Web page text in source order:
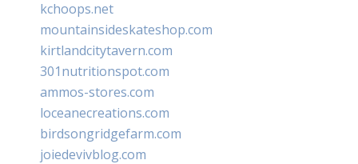
kchoops.net
mountainsideskateshop.com
kirtlandcitytavern.com
301nutritionspot.com
ammos-stores.com
loceanecreations.com
birdsongridgefarm.com
joiedevivblog.com